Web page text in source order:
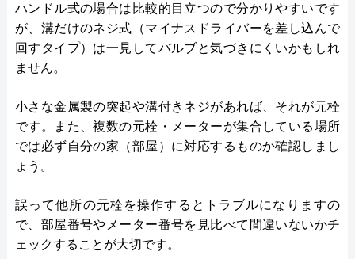
ハンドル式の場合は比較的目立つので分かりやすいです
が、溝だけのネジ式（マイナスドライバーを差し込んで
回すタイプ）は一見してバルブと気づきにくいかもしれ
ません。
小さな金属製の突起や溝付きネジがあれば、それが元栓
です。また、複数の元栓・メーターが集合している場所
では必ず自分の家（部屋）に対応するものか確認しまし
ょう。
誤って他所の元栓を操作するとトラブルになりますの
で、部屋番号やメーター番号を見比べて間違いないかチ
ェックすることが大切です。